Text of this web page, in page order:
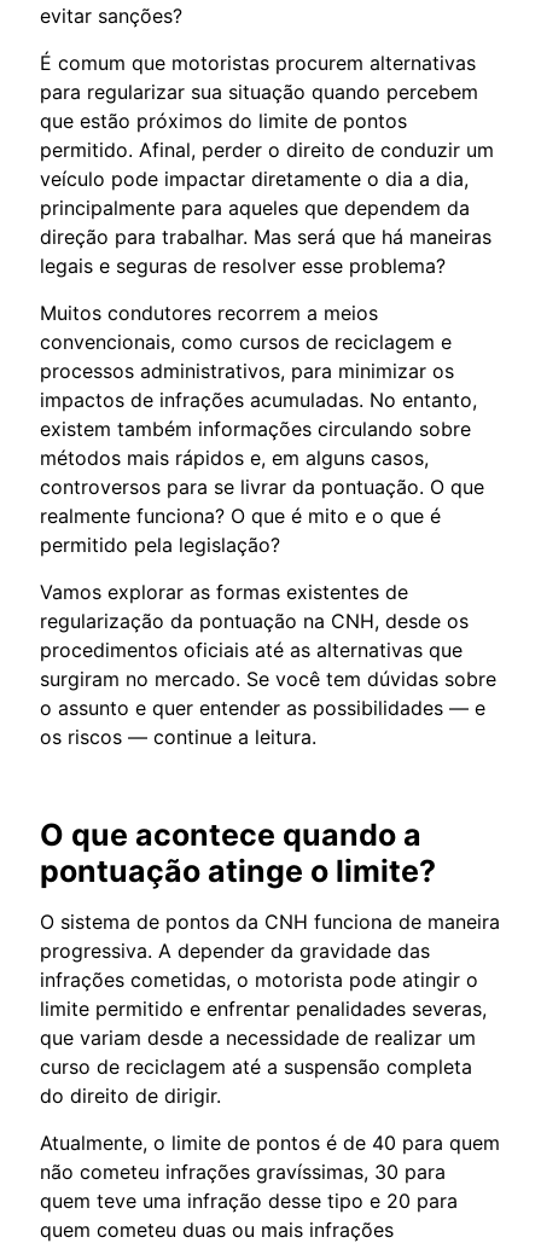
evitar sanções?
É comum que motoristas procurem alternativas
para regularizar sua situação quando percebem
que estão próximos do limite de pontos
permitido. Afinal, perder o direito de conduzir um
veículo pode impactar diretamente o dia a dia,
principalmente para aqueles que dependem da
direção para trabalhar. Mas será que há maneiras
legais e seguras de resolver esse problema?
Muitos condutores recorrem a meios
convencionais, como cursos de reciclagem e
processos administrativos, para minimizar os
impactos de infrações acumuladas. No entanto,
existem também informações circulando sobre
métodos mais rápidos e, em alguns casos,
controversos para se livrar da pontuação. O que
realmente funciona? O que é mito e o que é
permitido pela legislação?
Vamos explorar as formas existentes de
regularização da pontuação na CNH, desde os
procedimentos oficiais até as alternativas que
surgiram no mercado. Se você tem dúvidas sobre
o assunto e quer entender as possibilidades — e
os riscos — continue a leitura.
O que acontece quando a
pontuação atinge o limite?
O sistema de pontos da CNH funciona de maneira
progressiva. A depender da gravidade das
infrações cometidas, o motorista pode atingir o
limite permitido e enfrentar penalidades severas,
que variam desde a necessidade de realizar um
curso de reciclagem até a suspensão completa
do direito de dirigir.
Atualmente, o limite de pontos é de 40 para quem
não cometeu infrações gravíssimas, 30 para
quem teve uma infração desse tipo e 20 para
quem cometeu duas ou mais infrações